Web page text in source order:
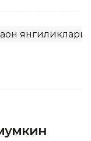
янгиликлари